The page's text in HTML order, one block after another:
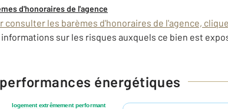
d'honoraires de l'agence
consulter les barèmes d'honoraires de l'agence,
informations sur les risques auxquels ce bien est
énergétiques
logement extrêmement performant